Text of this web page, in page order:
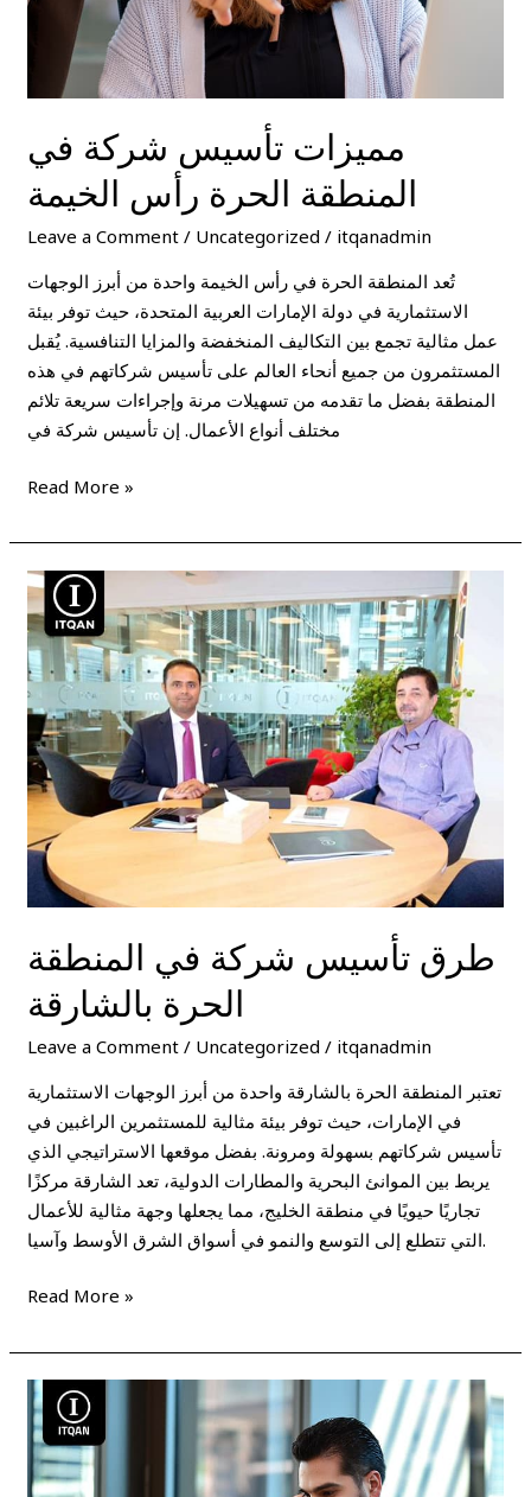
مميزات تأسيس شركة في
المنطقة الحرة رأس الخيمة
Leave a Comment / Uncategorized / itqanadmin
تُعد المنطقة الحرة في رأس الخيمة واحدة من أبرز الوجهات
الاستثمارية في دولة الإمارات العربية المتحدة، حيث توفر بيئة
عمل مثالية تجمع بين التكاليف المنخفضة والمزايا التنافسية. يُقبل
المستثمرون من جميع أنحاء العالم على تأسيس شركاتهم في هذه
المنطقة بفضل ما تقدمه من تسهيلات مرنة وإجراءات سريعة تلائم
مختلف أنواع الأعمال. إن تأسيس شركة في
Read More »
طرق تأسيس شركة في المنطقة
الحرة بالشارقة
Leave a Comment / Uncategorized / itqanadmin
تعتبر المنطقة الحرة بالشارقة واحدة من أبرز الوجهات الاستثمارية
في الإمارات، حيث توفر بيئة مثالية للمستثمرين الراغبين في
تأسيس شركاتهم بسهولة ومرونة. بفضل موقعها الاستراتيجي الذي
يربط بين الموانئ البحرية والمطارات الدولية، تعد الشارقة مركزًا
تجاريًا حيويًا في منطقة الخليج، مما يجعلها وجهة مثالية للأعمال
التي تتطلع إلى التوسع والنمو في أسواق الشرق الأوسط وآسيا.
طرق
تأسيس
شركة
في
المنطقة
الحرة
بالشارقة
Read More »
تكلفة
تأسيس
شركة
في